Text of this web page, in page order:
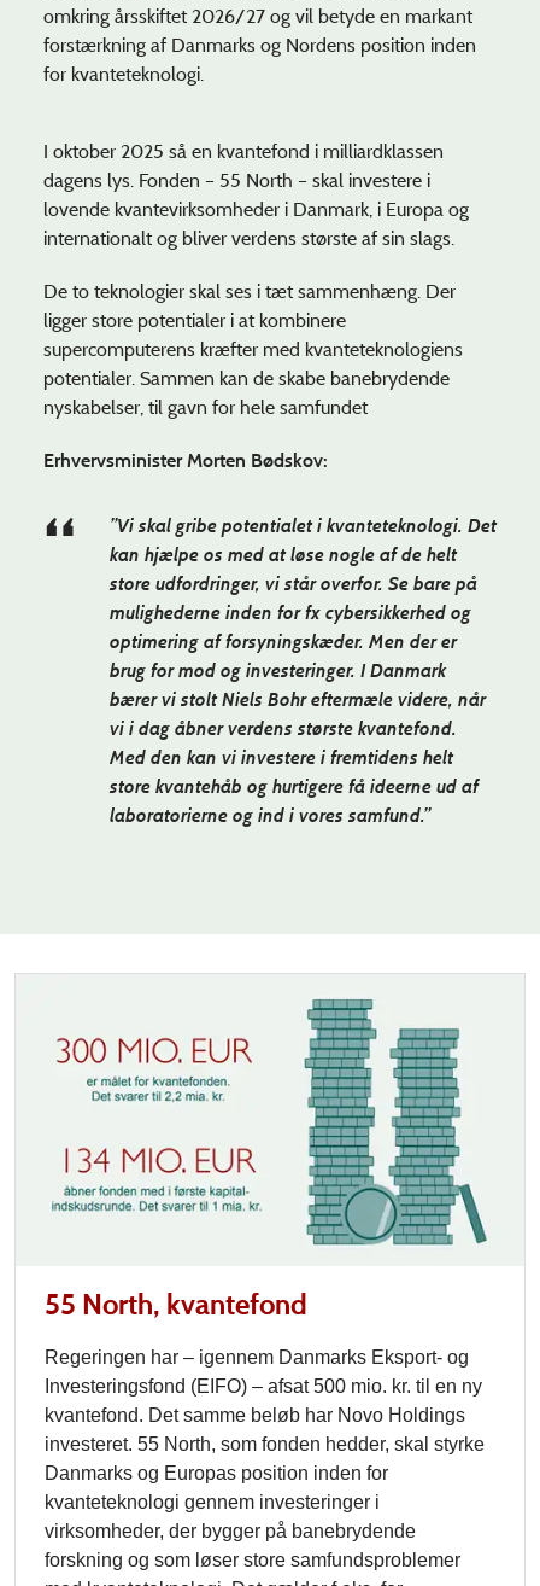
omkring årsskiftet 2026/27 og vil betyde en markant
forstærkning af Danmarks og Nordens position inden
for kvanteteknologi.
I oktober 2025 så en kvantefond i milliardklassen
dagens lys. Fonden – 55 North – skal investere i
lovende kvantevirksomheder i Danmark, i Europa og
internationalt og bliver verdens største af sin slags.
De to teknologier skal ses i tæt sammenhæng. Der
ligger store potentialer i at kombinere
supercomputerens kræfter med kvanteteknologiens
potentialer. Sammen kan de skabe banebrydende
nyskabelser, til gavn for hele samfundet
Erhvervsminister Morten Bødskov:
”Vi skal gribe potentialet i kvanteteknologi. Det
kan hjælpe os med at løse nogle af de helt
store udfordringer, vi står overfor. Se bare på
mulighederne inden for fx cybersikkerhed og
optimering af forsyningskæder. Men der er
brug for mod og investeringer. I Danmark
bærer vi stolt Niels Bohr eftermæle videre, når
vi i dag åbner verdens største kvantefond.
Med den kan vi investere i fremtidens helt
store kvantehåb og hurtigere få ideerne ud af
laboratorierne og ind i vores samfund.”
55 North, kvantefond
Regeringen har – igennem Danmarks Eksport- og
Investerings­fond (EIFO) – afsat 500 mio. kr. til en ny
kvantefond. Det samme beløb har Novo Holdings
investeret. 55 North, som fonden hedder, skal styrke
Danmarks og Europas position inden for
kvanteteknologi gennem investeringer i
virksomheder, der bygger på banebrydende
forskning og som løser store samfundsproblemer